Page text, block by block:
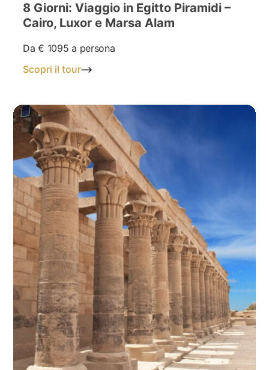
8 Giorni: Viaggio in Egitto Piramidi –
Cairo, Luxor e Marsa Alam
Da€ 1095 a persona
Scopri il tour